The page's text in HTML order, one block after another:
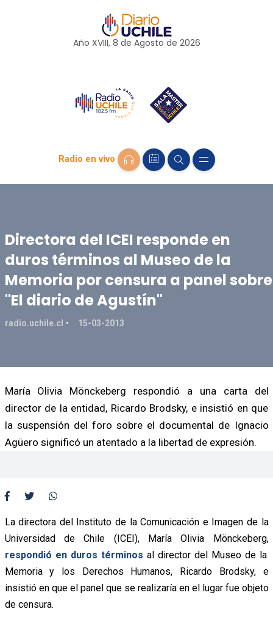
Año XVIII, 8 de Agosto de 2026
Radio en vivo
Directora del ICEI responde en
duros términos al Museo de la
Memoria por censura a panel sobre
"El diario de Agustín"
radio.uchile.cl 15-03-2013
María Olivia Mönckeberg respondió a una carta del
director de la entidad, Ricardo Brodsky, e insistió en que
la suspensión del foro sobre el documental de Ignacio
Agüero significó un atentado a la libertad de expresión.
La directora del Instituto de la Comunicación e Imagen de la
Universidad de Chile (ICEI), María Olivia Mönckeberg,
respondió en duros términos al director del Museo de la
Memoria y los Derechos Humanos, Ricardo Brodsky, e
insistió en que el panel que se realizaría en el lugar fue objeto
de censura.